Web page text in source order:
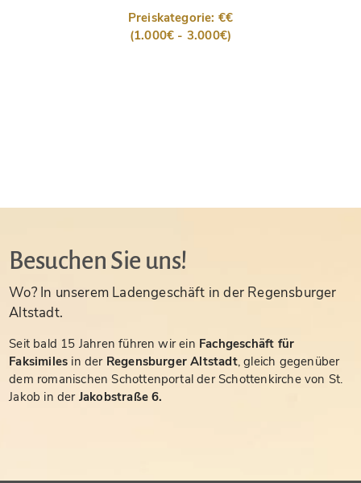
Preiskategorie: €€
(1.000€ - 3.000€)
Besuchen Sie uns!
Wo? In unserem Ladengeschäft in der Regensburger
Altstadt.
Seit bald 15 Jahren führen wir ein Fachgeschäft für
Faksimiles in der Regensburger Altstadt, gleich gegenüber
dem romanischen Schottenportal der Schottenkirche von St.
Jakob in der Jakobstraße 6.